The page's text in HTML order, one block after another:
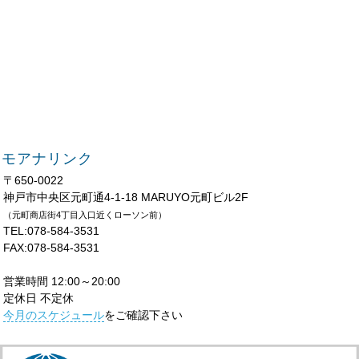
モアナリンク
〒650-0022
神戸市中央区元町通4-1-18 MARUYO元町ビル2F
（元町商店街4丁目入口近くローソン前）
TEL:078-584-3531
FAX:078-584-3531
営業時間 12:00～20:00
定休日 不定休
今月のスケジュールをご確認下さい